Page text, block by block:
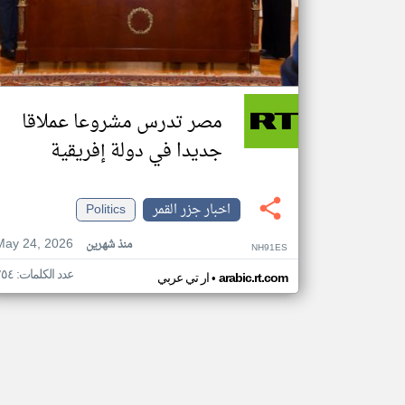
مصر تدرس مشروعا عملاقا
جديدا في دولة إفريقية
اخبار جزر القمر
Politics
24, 2026
منذ شهرين NH91ES
ار تي عربي• arabic.rt.com عدد الكلمات: ٢٥٤